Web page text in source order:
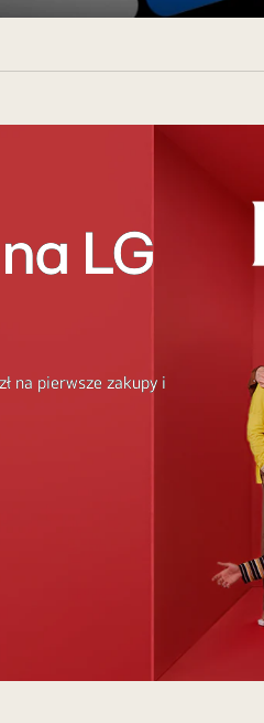
wideo
LG
na pierwsze zakupy i